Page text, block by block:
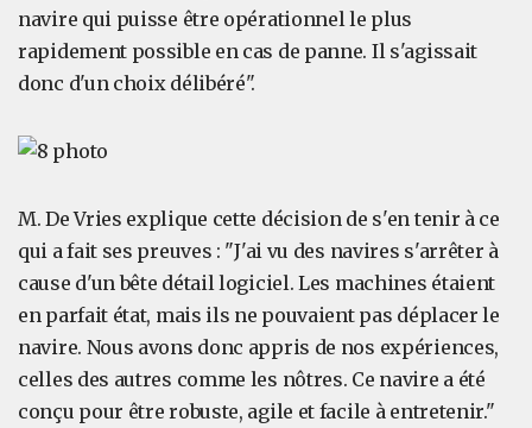
navire qui puisse être opérationnel le plus
rapidement possible en cas de panne. Il s'agissait
donc d'un choix délibéré".
M. De Vries explique cette décision de s'en tenir à ce
qui a fait ses preuves : "J'ai vu des navires s'arrêter à
cause d'un bête détail logiciel. Les machines étaient
en parfait état, mais ils ne pouvaient pas déplacer le
navire. Nous avons donc appris de nos expériences,
celles des autres comme les nôtres. Ce navire a été
conçu pour être robuste, agile et facile à entretenir."